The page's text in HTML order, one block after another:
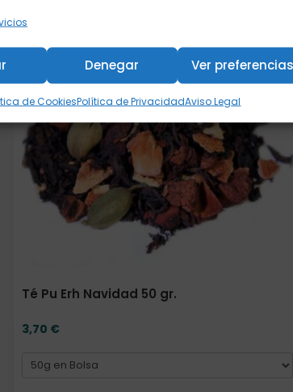
Denegar Ver
de CookiesPolítica de PrivacidadAviso Legal
Té Pu Erh Navidad 50 gr.
3,70 €